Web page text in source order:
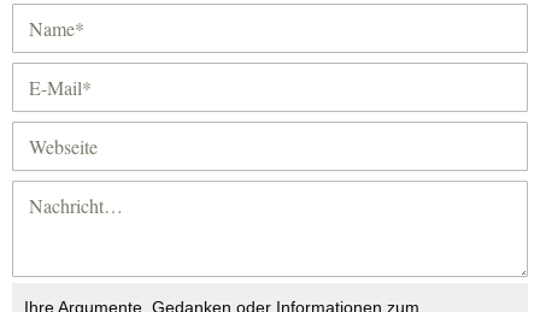
Ihre Argumente, Gedanken oder Informationen zum